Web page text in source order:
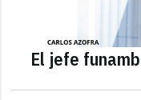
El jefe